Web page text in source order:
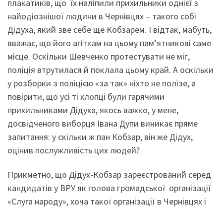
плакатиків, що їх наліпили прихильники однієї з
найодіознішої людини в Чернівцях – такого собі
Дідуха, який зве себе ще Кобзарем. І відтак, мабуть,
вважає, що його агіткам на цьому пам’ятникові саме
місце. Оскільки Шевченко протестувати не міг,
поліція втрутилася й поклала цьому край. А оскільки
у розборки з поліцією «за так» ніхто не полізе, а
повірити, що усі ті хлопці були гарячими
прихильниками Дідуха, якось важко, у мене,
досвідченого виборця Івана Дупи виникає пряме
запитання: у скільки ж пан Кобзар, він же Дідух,
оцінив послужливість цих людей?
Прикметно, що Дідух-Кобзар зареєстрований серед
кандидатів у ВРУ як голова громадської організації
«Слуга народу», хоча такої організації в Чернівцях і